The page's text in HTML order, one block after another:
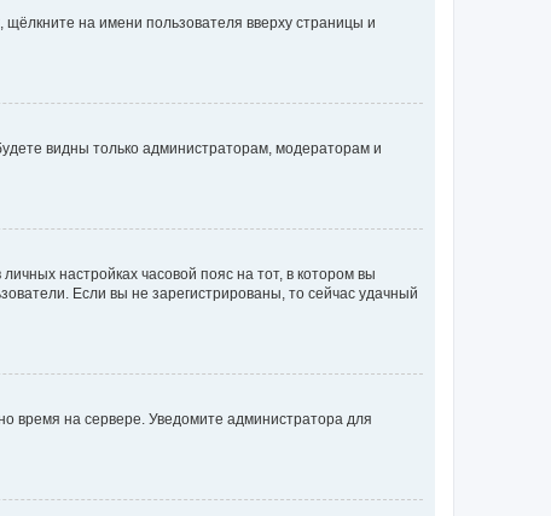
на имени пользователя вверху страницы и
видны только администраторам, модераторам и
настройках часовой пояс на тот, в котором вы
Если вы не зарегистрированы, то сейчас удачный
время на сервере. Уведомите администратора для